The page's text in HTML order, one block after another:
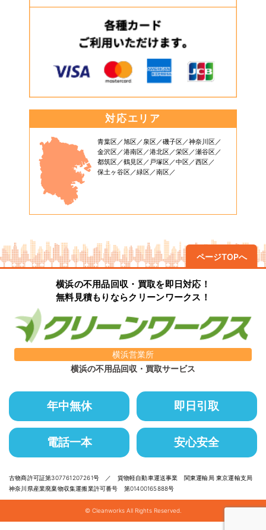
対応エリア
青葉区 旭区 泉区 磯子区
神奈川区
金沢区
港南区 港北区 栄区
瀬谷区
都筑区
鶴見区 戸塚区 中区
西区
保土ヶ谷区
緑区 南区
ページTOPへ
横浜の不用品回収・買取を即日対応！
無料見積もりならクリーンワークス！
横浜営業所
横浜の不用品回収・買取サービス
年中無休 即日引取
電話一本 安心安全
古物商許可証第307761207261号 ／ 貨物軽自動車運送事業 関東運輸局 東京運輸支局
神奈川県産業廃棄物収集運搬業許可番号 第01400165888号
© Cleanworks All Rights Reserved.